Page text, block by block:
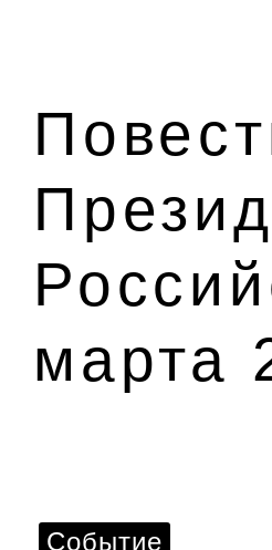
марта
Событие